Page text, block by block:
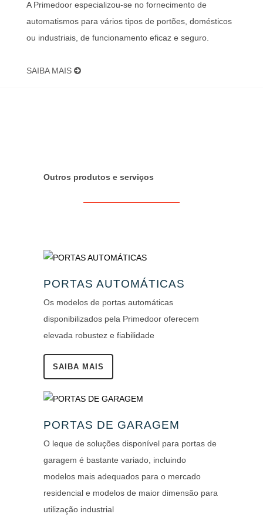
A Primedoor especializou-se no fornecimento de
automatismos para vários tipos de portões, domésticos
ou industriais, de funcionamento eficaz e seguro.
SAIBA MAIS
Outros produtos e serviços
PORTAS AUTOMÁTICAS
Os modelos de portas automáticas
disponibilizados pela Primedoor oferecem
elevada robustez e fiabilidade
SAIBA MAIS
PORTAS DE GARAGEM
O leque de soluções disponível para portas de
garagem é bastante variado, incluindo
modelos mais adequados para o mercado
residencial e modelos de maior dimensão para
utilização industrial